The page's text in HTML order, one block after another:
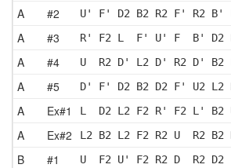
A #2 U' F' D2 B2 R2 F' R2
A #3 R' F2 L  F' U' F  B' D2
A #4 U  R2 D' L2 D' R2 D'
A #5 D' F' D2 B2 D2 F' U2
A Ex#1 L  D2 L2 F2 R' F2 L'
A Ex#2 L2 B2 L2 F2 R2 U  R2
B #1 U  F2 U' F2 R2 D  R2